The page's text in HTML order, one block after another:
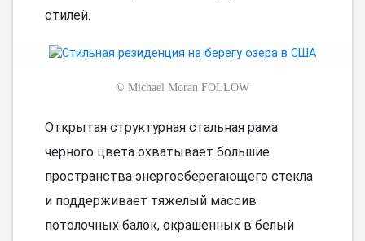
стилей.
© Michael Moran FOLLOW
Открытая структурная стальная рама
черного цвета охватывает большие
пространства энергосберегающего стекла
и поддерживает тяжелый массив
потолочных балок, окрашенных в белый